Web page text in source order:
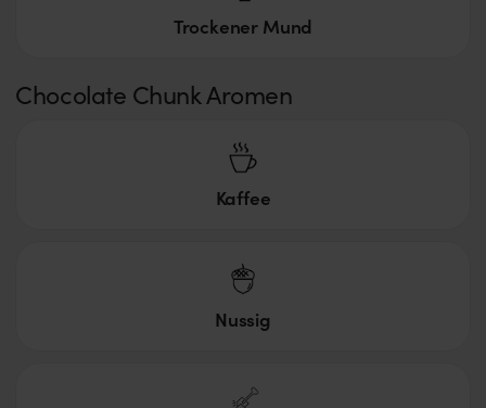
Trockener Mund
Chocolate Chunk Aromen
Kaffee
Nussig